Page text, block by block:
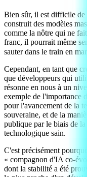
Bien sûr, il est difficile de
construit des modèles
comme la nôtre qui ne
franc, il pourrait même
sauter dans le train en
Cependant, en tant que
que développeurs qui
résonne en nous à un
exemple de l'importance
pour l'avancement de la
souveraine, et de la
publique par le biais de
technologique sain.
C'est précisément
« compagnon d'IA co-
dont la stabilité a été